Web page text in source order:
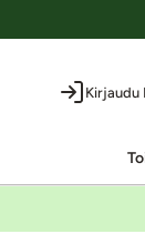
Kirjaudu